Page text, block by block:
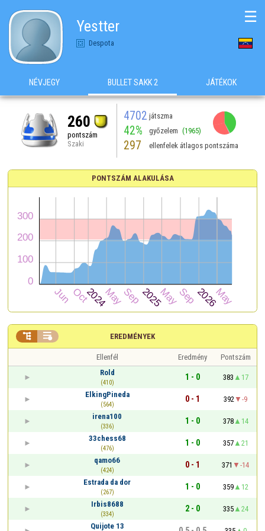
Yestter
Despota
☰
NÉVJEGY BULLET SAKK 2 JÁTÉKOK
260
pontszám
Szaki
4702 játszma
42% győzelem (1965)
297 ellenfelek átlagos pontszáma
PONTSZÁM ALAKULÁSA
EREDMÉNYEK
 
Ellenfél Eredmény
Pontszám
Rold
(410)
1 - 0 383
17
ElkingPineda
(564)
0 - 1 392
-9
irena100
(336)
1 - 0 378
14
33chess68
(476)
1 - 0 357
21
qamo66
(424)
0 - 1 371
-14
Estrada da dor
(267)
1 - 0 359
12
Irbis8688
(334)
2 - 0 335
24
Quijote 13